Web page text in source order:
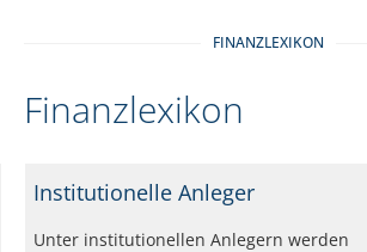
FINANZLEXIKON
Finanzlexikon
Institutionelle Anleger
Unter institutionellen Anlegern werden